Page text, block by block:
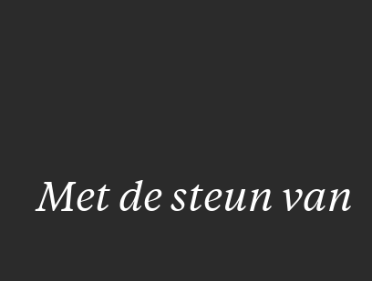
Met de steun van